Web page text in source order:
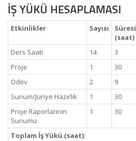
İŞ YÜKÜ HESAPLAMASI
Etkinlikler Sayısı
Süresi
(saat)
Ders Saati
14 3
Proje
1 30
Ödev
2 9
Sunum/Jüriye Hazırlık
1 30
Proje Raporlarının
Sunumu
1 30
Toplam İş Yükü (saat):